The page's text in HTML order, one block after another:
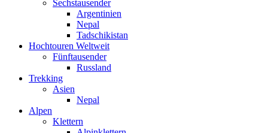
Sechstausender
Argentinien
Nepal
Tadschikistan
Hochtouren Weltweit
Fünftausender
Russland
Trekking
Asien
Nepal
Alpen
Klettern